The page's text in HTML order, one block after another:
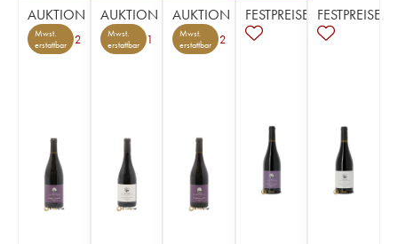
AUKTION
Mwst.
erstattbar
2
AUKTION
Mwst.
erstattbar
1
AUKTION
Mwst.
erstattbar
2
FESTPREISE
FESTPREISE